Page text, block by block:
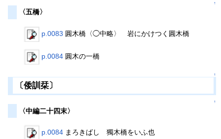
↑
〈五橋〉
p.0083 圓木橋〈◯中略〉 岩にかけつく圓木橋
p.0084 圓木の一橋
↑
〔倭訓栞〕
↑
〈中編二十四末〉
p.0084 まろきばし 獨木橋をいふ也